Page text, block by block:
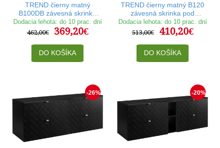
TREND čierny matný
B100DB závesná skrinka
pod umývadlo 100 cm
Dodacia lehota: do 10 prac. dní
462,00€
369,20€
DO KOŠÍKA
TREND čierny matný B120
závesná skrinka pod
umývadlo 120 cm
Dodacia lehota: do 10 prac. dní
513,00€
410,20€
DO KOŠÍKA
-26% -20%